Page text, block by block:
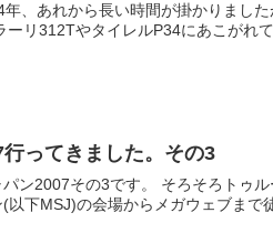
、あれから長い時間が掛かりまし
ーリ312TやタイレルP34にあこがれ
ってきました。その3
のデモ走行の時間なので再びMegaWebに
以下MSJ)の会場からメガウェブま